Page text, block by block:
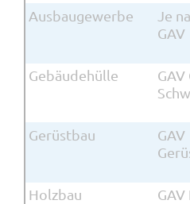
Ausbaugewerbe
Je
GAV
Gebäudehülle
Gerüstbau
GAV
Holzbau